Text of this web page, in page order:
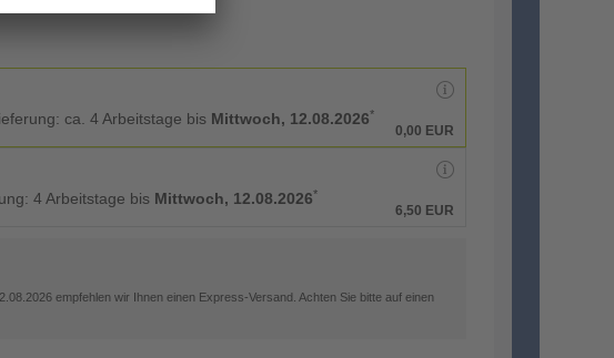
ca. 4 Arbeitstage bis Mittwoch, 12.08.2026*
0,00 EUR
4 Arbeitstage bis Mittwoch, 12.08.2026*
6,50 EUR
empfehlen wir Ihnen einen Express-Versand. Achten Sie bitte auf einen